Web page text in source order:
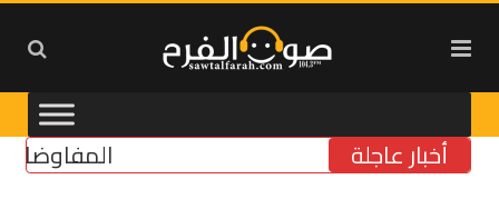
أخبار عاجلة المفاوضات